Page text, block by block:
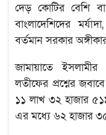
দেড় কোটির বেশি
বাংলাদেশিদের
বর্তমান সরকার
জামায়াতে
লতীফের প্রশ্নের
১১ লাখ ৩২ হাজার
এর মধ্যে ৬২ হাজার